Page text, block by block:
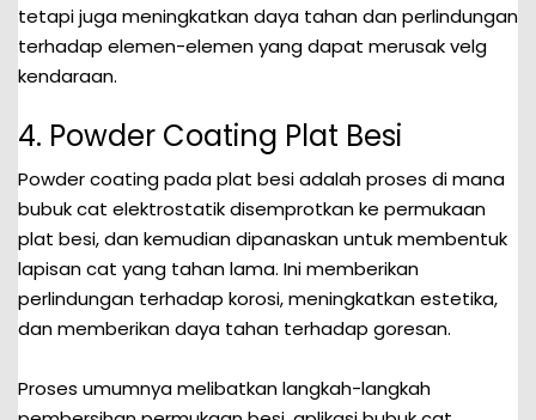
tetapi juga meningkatkan daya tahan dan perlindungan
terhadap elemen-elemen yang dapat merusak velg
kendaraan.
4. Powder Coating Plat Besi
Powder coating pada plat besi adalah proses di mana
bubuk cat elektrostatik disemprotkan ke permukaan
plat besi, dan kemudian dipanaskan untuk membentuk
lapisan cat yang tahan lama. Ini memberikan
perlindungan terhadap korosi, meningkatkan estetika,
dan memberikan daya tahan terhadap goresan.
Proses umumnya melibatkan langkah-langkah